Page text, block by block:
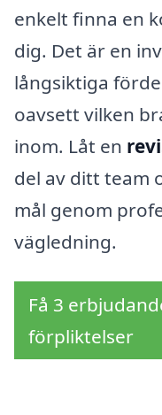
enkelt finna en
dig. Det är en
långsiktiga
oavsett vilken
inom. Låt en
del av ditt team
mål genom
vägledning.
Få 3
förpliktelser